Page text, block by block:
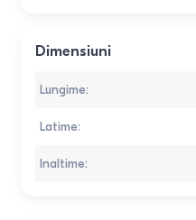
Dimensiuni
Lungime:
Latime:
Inaltime: